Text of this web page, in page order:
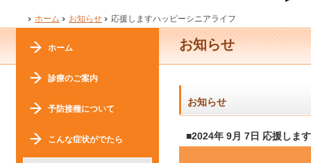
ホーム お知らせ 応援しますハッピーシニアライフ
お知らせ
お知らせ
■2024年 9月 7日 応援しま
ホーム
診療のご案内
予防接種について
こんな症状がでたら